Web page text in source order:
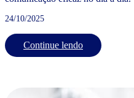
24/10/2025
Continue lendo